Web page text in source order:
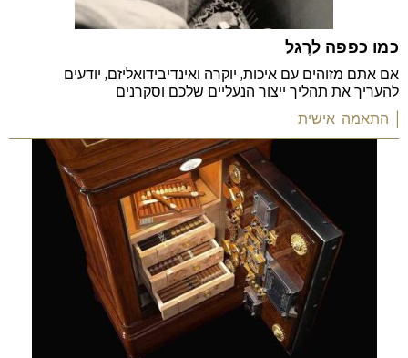
כמו כפפה לרֶגל
אם אתם מזוהים עם איכות, יוקרה ואינדיבידואליזם, יודעים
להעריך את תהליך ייצור הנעליים שלכם וסקרנים
| התאמה אישית